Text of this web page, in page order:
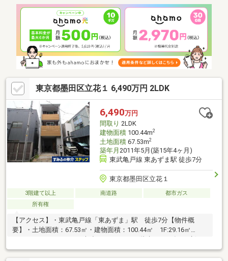
70.13㎡○建物面積：84.71㎡（1階：40.57㎡、2階：44.14㎡）〇平
成18年9月築○東側公道に面するT字路の交差点に位置するため、
前面に建物なし○間取り：3SLDK○カースペース（車種による）○
トイレ2か所〇モニター付きインターホン〇2階リビングは勾配天
井＋天窓室内丁寧にお使いです。現況空室のため、内覧日程につ
いては柔軟に調整可能です。
東京都墨田区立花１ 6,490万円 2LDK
6,490万円
間取り 2LDK
建物面積100.44m2
土地面積67.53m2
築年月 2011年5月(築15年4ヶ月)
東武亀戸線 東あずま駅 徒歩7分
東京都墨田区立花１
3階建て以上 南道路
都市ガス
所有権
【アクセス】・東武亀戸線「東あずま」駅 徒歩7分【物件概
要】・土地面積：67.53㎡・建物面積：100.44㎡ 1F:29.16㎡
築・カースペース有 ※車種による